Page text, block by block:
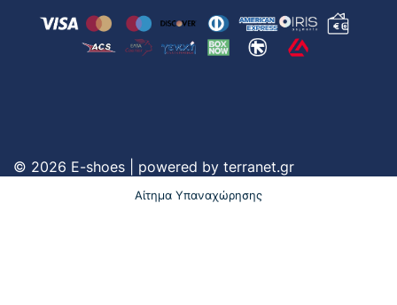
© 2026 E-shoes | powered by terranet.gr
Αίτημα Υπαναχώρησης